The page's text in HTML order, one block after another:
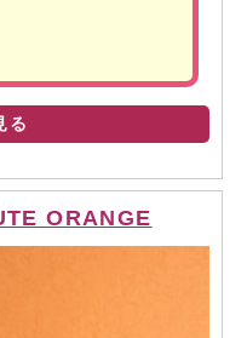
る
ORANGE